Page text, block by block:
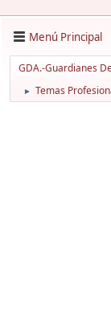
Menú Principal
GDA.-Guardianes
► Temas